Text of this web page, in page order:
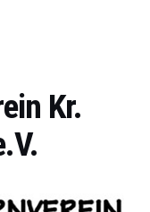
Kr.